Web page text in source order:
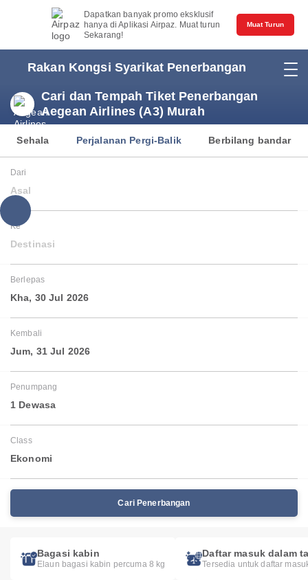
Dapatkan banyak promo eksklusif
hanya di Aplikasi Airpaz. Muat turun
Sekarang!
Muat Turun
Rakan Kongsi Syarikat Penerbangan
Cari dan Tempah Tiket Penerbangan
Aegean Airlines (A3) Murah
Sehala Perjalanan Pergi-Balik Berbilang bandar
Dari
Asal
Ke
Destinasi
Berlepas
Kha, 30 Jul 2026
Kembali
Jum, 31 Jul 2026
Penumpang
1 Dewasa
Class
Ekonomi
Cari Penerbangan
Bagasi kabin
Elaun bagasi kabin percuma 8 kg
Daftar masuk dalam
Tersedia untuk daftar